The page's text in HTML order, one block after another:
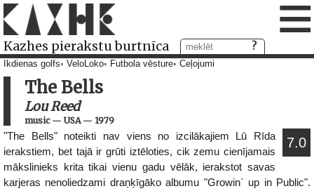
Kazhes pierakstu burtnīca ≡
Ikdienas golfs VeloLoko Futbola vēsture Ceļojumi
The Bells
Lou Reed
music— USA— 1979
7.0
"The Bells" noteikti nav viens no izcilākajiem Lū Rīda
ierakstiem, bet tajā ir grūti iztēloties, cik zemu cienījamais
mākslinieks krita tikai vienu gadu vēlāk, ierakstot savas
karjeras nenoliedzami draņķīgāko albumu "Growin` up in Public".